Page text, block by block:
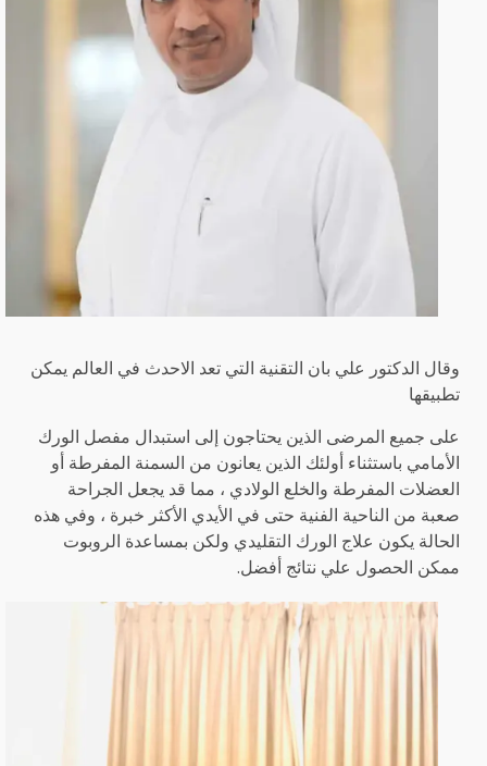
وقال الدكتور علي بان التقنية التي تعد الاحدث في العالم يمكن
تطبيقها
على جميع المرضى الذين يحتاجون إلى استبدال مفصل الورك
الأمامي باستثناء أولئك الذين يعانون من السمنة المفرطة أو
العضلات المفرطة والخلع الولادي ، مما قد يجعل الجراحة
صعبة من الناحية الفنية حتى في الأيدي الأكثر خبرة ، وفي هذه
الحالة يكون علاج الورك التقليدي ولكن بمساعدة الروبوت
ممكن الحصول علي نتائج أفضل.